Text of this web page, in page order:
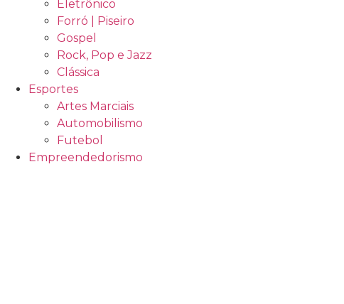
Eletrônico
Forró | Piseiro
Gospel
Rock, Pop e Jazz
Clássica
Esportes
Artes Marciais
Automobilismo
Futebol
Empreendedorismo